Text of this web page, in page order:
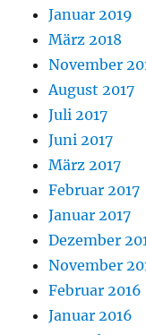
Januar 2019
März 2018
November
August 2017
Juli 2017
Juni 2017
März 2017
Februar 2017
Januar 2017
Dezember
November
Februar 2016
Januar 2016